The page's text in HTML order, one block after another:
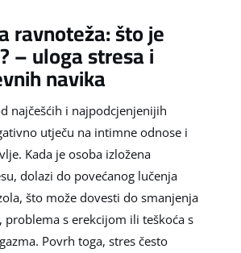
ravnoteža: što je
– uloga stresa i
navika
najčešćih i najpodcjenjenijih
utječu na intimne odnose i
Kada je osoba izložena
dolazi do povećanog lučenja
što može dovesti do smanjenja
problema s erekcijom ili teškoća s
Povrh toga, stres često